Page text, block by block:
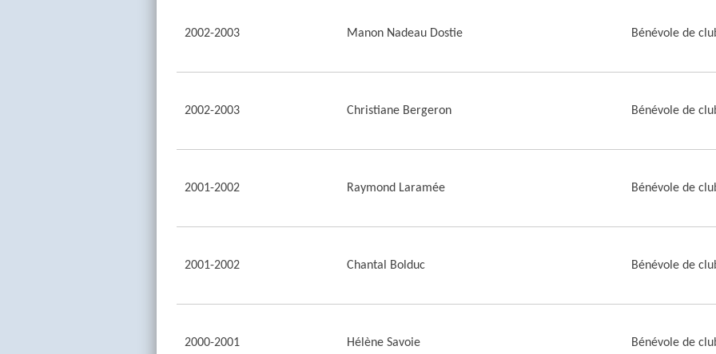
2002-2003 Manon Nadeau Dostie Bénévole de
2002-2003 Christiane Bergeron Bénévole de
2001-2002 Raymond Laramée Bénévole de
2001-2002 Chantal Bolduc Bénévole de
2000-2001 Hélène Savoie Bénévole de